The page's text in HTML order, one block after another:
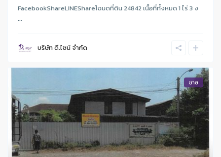
FacebookShareLINEShareโฉนดที่ดิน 24842 เนื้อที่ทั้งหมด 1 ไร่ 3 ง
...
บริษัท ดี.ไซน์ จํากัด
ขาย